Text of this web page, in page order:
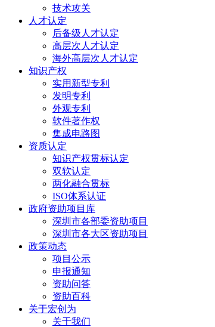
技术攻关
人才认定
后备级人才认定
高层次人才认定
海外高层次人才认定
知识产权
实用新型专利
发明专利
外观专利
软件著作权
集成电路图
资质认定
知识产权贯标认定
双软认定
两化融合贯标
ISO体系认证
政府资助项目库
深圳市各部委资助项目
深圳市各大区资助项目
政策动态
项目公示
申报通知
资助问答
资助百科
关于宏创为
关于我们